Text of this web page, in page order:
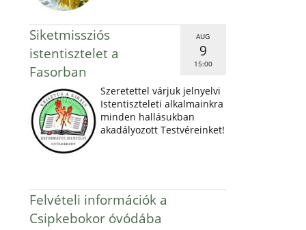
AUG
9
15:00
Siketmissziós
istentisztelet a
Fasorban
Szeretettel várjuk jelnyelvi
Istentiszteleti alkalmainkra
minden hallásukban
akadályozott Testvéreinket!
Felvételi információk a
Csipkebokor óvódába